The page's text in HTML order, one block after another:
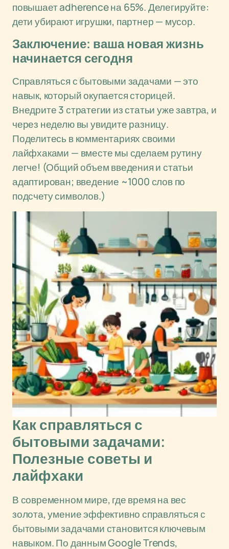
повышает adherence на 65%. Делегируйте:
дети убирают игрушки, партнер — мусор.
Заключение: ваша новая жизнь
начинается сегодня
Справляться с бытовыми задачами — это
навык, который окупается сторицей.
Внедрите 3 стратегии из статьи уже завтра, и
через неделю вы увидите разницу.
Поделитесь в комментариях своими
лайфхаками — вместе мы сделаем рутину
легче! (Общий объем введения и статьи
адаптирован; введение ~1000 слов по
подсчету символов.)
Как справляться с
бытовыми задачами:
Полезные советы и
лайфхаки
В современном мире, где время на вес
золота, умение эффективно справляться с
бытовыми задачами становится ключевым
навыком. По данным Google Trends,